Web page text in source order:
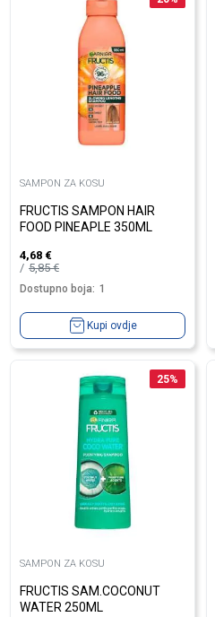
SAMPON ZA KOSU
FRUCTIS SAMPON HAIR
FOOD PINEAPLE 350ML
4,68 €
5,85€
Dostupno boja: 1
Kupi ovdje
25%
SAMPON ZA KOSU
FRUCTIS SAM.COCONUT
WATER 250ML